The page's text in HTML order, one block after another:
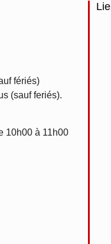
fériés)
(sauf feriés).
10h00 à 11h00